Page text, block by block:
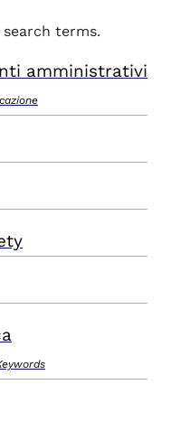
terms.
amministrativi